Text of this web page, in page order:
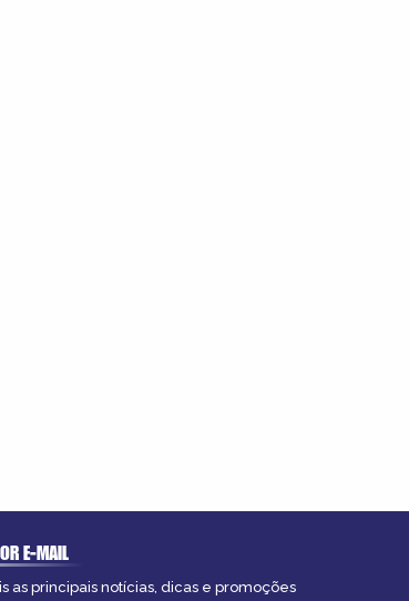
E-MAIL
as principais notícias, dicas e promoções